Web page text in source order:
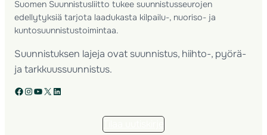
Suomen Suunnistusliitto tukee suunnistusseurojen
edellytyksiä tarjota laadukasta kilpailu-, nuoriso- ja
kuntosuunnistustoimintaa.
Suunnistuksen lajeja ovat suunnistus, hiihto-, pyörä-
ja tarkkuussuunnistus.
Facebook Instagram YouTube X LinkedIn